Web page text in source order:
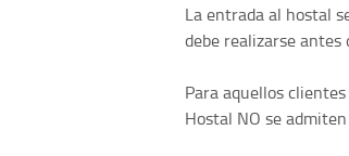
La entrada al hostal
debe realizarse antes
Para aquellos
Hostal NO se